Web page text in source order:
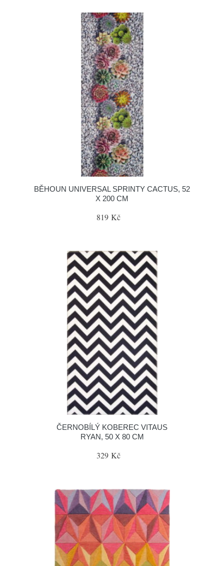
BĚHOUN UNIVERSAL SPRINTY CACTUS, 52
X 200 CM
819 Kč
ČERNOBÍLÝ KOBEREC VITAUS
RYAN, 50 X 80 CM
329 Kč